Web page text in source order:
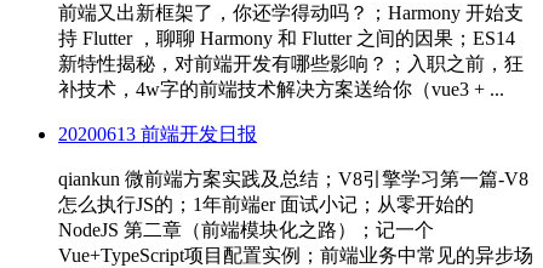
前端又出新框架了，你还学得动吗？；Harmony 开始支
持 Flutter ，聊聊 Harmony 和 Flutter 之间的因果；ES14
新特性揭秘，对前端开发有哪些影响？；入职之前，狂
补技术，4w字的前端技术解决方案送给你（vue3 + ...
20200613 前端开发日报
qiankun 微前端方案实践及总结；V8引擎学习第一篇-V8
怎么执行JS的；1年前端er 面试小记；从零开始的
NodeJS 第二章（前端模块化之路）；记一个
Vue+TypeScript项目配置实例；前端业务中常见的异步场